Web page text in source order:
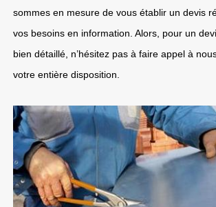
sommes en mesure de vous établir un devis
vos besoins en information. Alors, pour un
bien détaillé, n’hésitez pas à faire appel à
votre entière disposition.